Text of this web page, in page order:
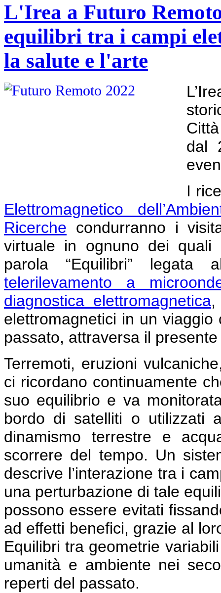
L'Irea a Futuro
equilibri tra i campi
la salute e l'arte
dal
I
Elettromagnetico
Ricerche condurranno i
virtuale in ognuno dei quali
parola “Equilibri”
telerilevamento a
diagnostica elettromagnetica,
elettromagnetici in un viaggio
passato, attraversa il
Terremoti, eruzioni
ci ricordano continuamente
suo equilibrio e va
bordo di satelliti o utilizzati
dinamismo terrestre e
scorrere del tempo. Un
descrive l’interazione tra i
una perturbazione di tale
possono essere evitati
ad effetti benefici, grazie al
Equilibri tra geometrie
umanità e ambiente nei
reperti del passato.